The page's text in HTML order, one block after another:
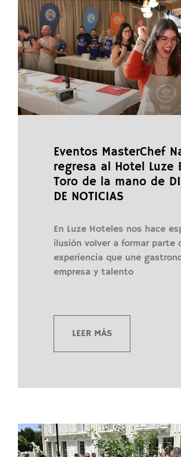
Eventos MasterChef
regresa al Hotel Luze
Toro de la mano de
DE NOTICIAS
En Luze Hoteles nos hace
ilusión volver a formar parte
experiencia que une
empresa y talento
LEER MÁS